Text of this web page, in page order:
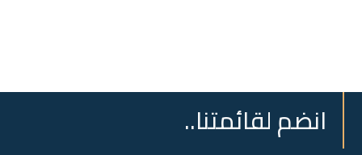
انضم لقائمتنا..